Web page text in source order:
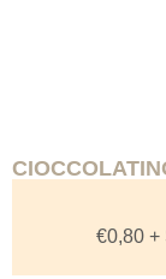
€0,80+